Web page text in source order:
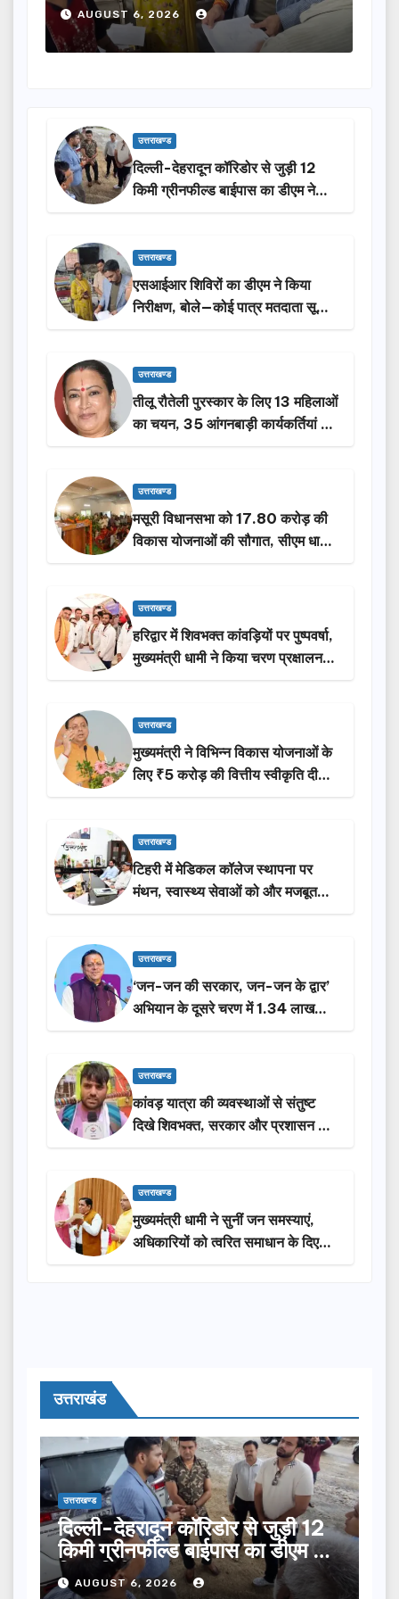
होंगी सम्मानित…
AUGUST 6, 2026
उत्तराखण्ड
दिल्ली-देहरादून कॉरिडोर से जुड़ी 12
किमी ग्रीनफील्ड बाईपास का डीएम ने
किया निरीक्षण…
उत्तराखण्ड
एसआईआर शिविरों का डीएम ने किया
निरीक्षण, बोले—कोई पात्र मतदाता सूची
से न छूटे…
उत्तराखण्ड
तीलू रौतेली पुरस्कार के लिए 13 महिलाओं
का चयन, 35 आंगनबाड़ी कार्यकर्तियां भी
होंगी सम्मानित…
उत्तराखण्ड
मसूरी विधानसभा को 17.80 करोड़ की
विकास योजनाओं की सौगात, सीएम धामी
ने किया लोकार्पण-शिलान्यास.
उत्तराखण्ड
हरिद्वार में शिवभक्त कांवड़ियों पर पुष्पवर्षा,
मुख्यमंत्री धामी ने किया चरण प्रक्षालन…
उत्तराखण्ड
मुख्यमंत्री ने विभिन्न विकास योजनाओं के
लिए ₹5 करोड़ की वित्तीय स्वीकृति दी…
उत्तराखण्ड
टिहरी में मेडिकल कॉलेज स्थापना पर
मंथन, स्वास्थ्य सेवाओं को और मजबूत
करेगी सरकार: मुख्यमंत्री धामी…
उत्तराखण्ड
‘जन-जन की सरकार, जन-जन के द्वार’
अभियान के दूसरे चरण में 1.34 लाख
लोगों की भागीदारी…
उत्तराखण्ड
कांवड़ यात्रा की व्यवस्थाओं से संतुष्ट
दिखे शिवभक्त, सरकार और प्रशासन की
सराहना…
उत्तराखण्ड
मुख्यमंत्री धामी ने सुनीं जन समस्याएं,
अधिकारियों को त्वरित समाधान के दिए
निर्देश
उत्तराखंड
उत्तराखण्ड
दिल्ली-देहरादून कॉरिडोर से जुड़ी 12
किमी ग्रीनफील्ड बाईपास का डीएम ने
किया निरीक्षण…
AUGUST 6, 2026